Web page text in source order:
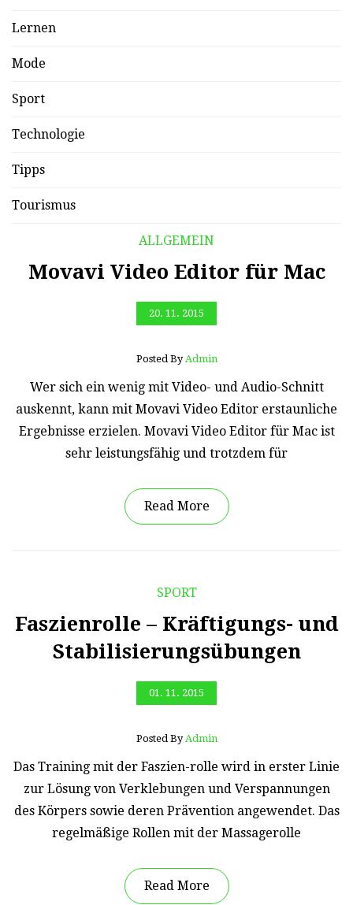
ALLGEMEIN
Movavi Video Editor für Mac
20. 11. 2015
Posted By Admin
Wer sich ein wenig mit Video- und Audio-Schnitt
auskennt, kann mit Movavi Video Editor erstaunliche
Ergebnisse erzielen. Movavi Video Editor für Mac ist
sehr leistungsfähig und trotzdem für
Read More
SPORT
Faszienrolle – Kräftigungs- und
Stabilisierungsübungen
01. 11. 2015
Posted By Admin
Das Training mit der Faszien-rolle wird in erster Linie
zur Lösung von Verklebungen und Verspannungen
des Körpers sowie deren Prävention angewendet. Das
regelmäßige Rollen mit der Massagerolle
Read More
Lernen
Mode
Sport
Technologie
Tipps
Tourismus